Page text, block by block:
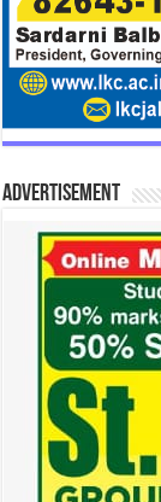
Advertisement